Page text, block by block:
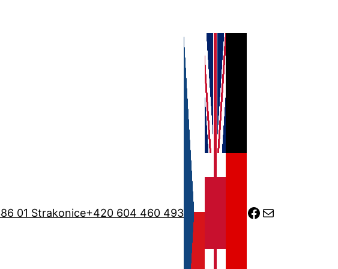
01 Strakonice+420 604 460 493 Facebook Mail